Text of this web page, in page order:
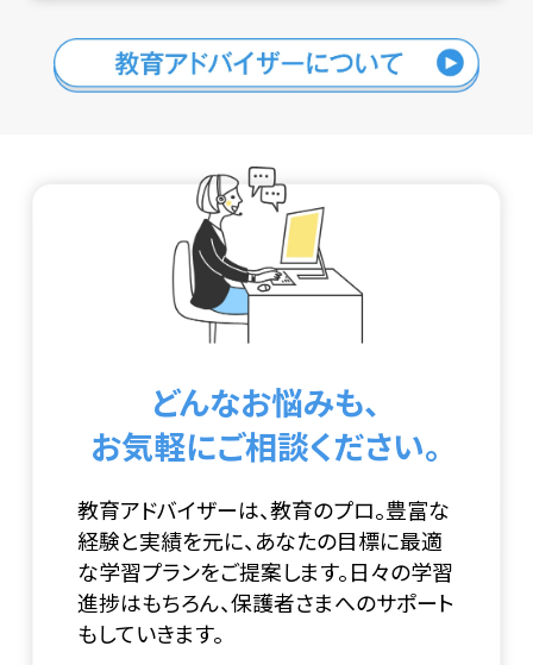
どんなお悩みも、
お気軽にご相談ください。
教育アドバイザーは、教育のプロ。豊富な
経験と実績を元に、あなたの目標に最適
な学習プランをご提案します。日々の学習
進捗はもちろん、保護者さまへのサポート
もしていきます。